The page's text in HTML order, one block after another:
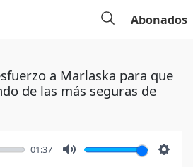
Abonados
a Marlaska para que
de las más seguras de
01:37